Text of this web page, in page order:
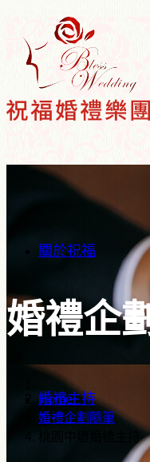
關於祝福
婚禮主持
婚禮企
Home
婚禮企劃隨筆